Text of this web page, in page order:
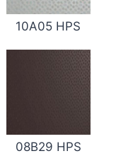
10A05 HPS
08B29 HPS